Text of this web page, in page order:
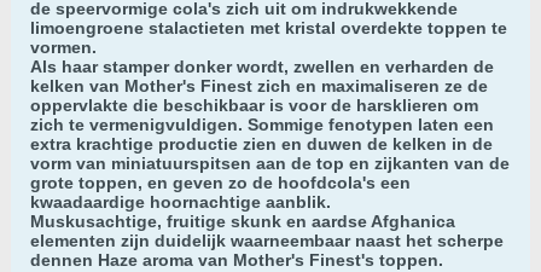
de speervormige cola's zich uit om indrukwekkende
limoengroene stalactieten met kristal overdekte toppen te
vormen.
Als haar stamper donker wordt, zwellen en verharden de
kelken van Mother's Finest zich en maximaliseren ze de
oppervlakte die beschikbaar is voor de harsklieren om
zich te vermenigvuldigen. Sommige fenotypen laten een
extra krachtige productie zien en duwen de kelken in de
vorm van miniatuurspitsen aan de top en zijkanten van de
grote toppen, en geven zo de hoofdcola's een
kwaadaardige hoornachtige aanblik.
Muskusachtige, fruitige skunk en aardse Afghanica
elementen zijn duidelijk waarneembaar naast het scherpe
dennen Haze aroma van Mother's Finest's toppen.